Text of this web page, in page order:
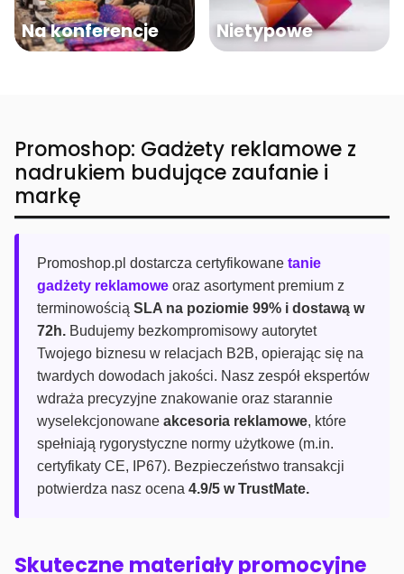
Na konferencje Nietypowe
Promoshop: Gadżety reklamowe z
nadrukiem budujące zaufanie i
markę
Promoshop.pl dostarcza certyfikowane tanie
gadżety reklamowe oraz asortyment premium z
terminowością SLA na poziomie 99% i dostawą w
72h. Budujemy bezkompromisowy autorytet
Twojego biznesu w relacjach B2B, opierając się na
twardych dowodach jakości. Nasz zespół ekspertów
wdraża precyzyjne znakowanie oraz starannie
wyselekcjonowane akcesoria reklamowe, które
spełniają rygorystyczne normy użytkowe (m.in.
certyfikaty CE, IP67). Bezpieczeństwo transakcji
potwierdza nasz ocena 4.9/5 w TrustMate.
Skuteczne materiały promocyjne